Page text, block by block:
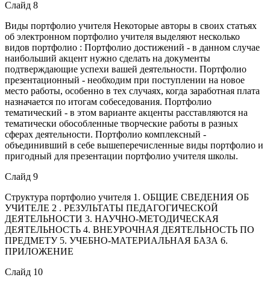
Слайд 8
Виды портфолио учителя Некоторые авторы в своих статьях
об электронном портфолио учителя выделяют несколько
видов портфолио : Портфолио достижений - в данном случае
наибольший акцент нужно сделать на документы
подтверждающие успехи вашей деятельности. Портфолио
презентационный - необходим при поступлении на новое
место работы, особенно в тех случаях, когда заработная плата
назначается по итогам собеседования. Портфолио
тематический - в этом варианте акценты расставляются на
тематически обособленные творческие работы в разных
сферах деятельности. Портфолио комплексный -
объединивший в себе вышеперечисленные виды портфолио и
пригодный для презентации портфолио учителя школы.
Слайд 9
Структура портфолио учителя 1. ОБЩИЕ СВЕДЕНИЯ ОБ
УЧИТЕЛЕ 2 . РЕЗУЛЬТАТЫ ПЕДАГОГИЧЕСКОЙ
ДЕЯТЕЛЬНОСТИ 3. НАУЧНО-МЕТОДИЧЕСКАЯ
ДЕЯТЕЛЬНОСТЬ 4. ВНЕУРОЧНАЯ ДЕЯТЕЛЬНОСТЬ ПО
ПРЕДМЕТУ 5. УЧЕБНО-МАТЕРИАЛЬНАЯ БАЗА 6.
ПРИЛОЖЕНИЕ
Слайд 10